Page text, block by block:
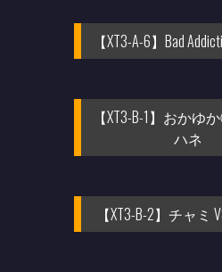
【XT3-A-6】Bad
【XT3-B-1】おかゆ
ハネ
【XT3-B-2】チャミ